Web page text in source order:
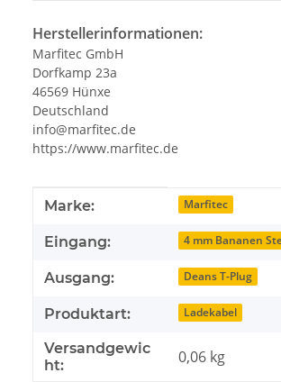
Herstellerinformationen:
Marfitec GmbH
Dorfkamp 23a
46569 Hünxe
Deutschland
info@marfitec.de
https://www.marfitec.de
Produkteigenschaft
Wert
Marke: Marfitec
Eingang: 4 mm Bananen
Ausgang: Deans T-Plug
Produktart: Ladekabel
Versandgewic
ht:
0,06 kg